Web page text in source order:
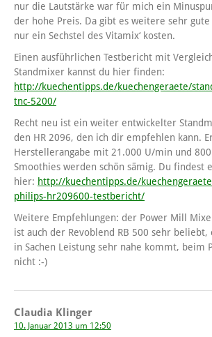
nur die Lautstärke war für mich ein
der hohe Preis. Da gibt es weitere sehr
nur ein Sechstel des Vitamix‘ kosten.
Einen ausführlichen Testbericht mit
Standmixer kannst du hier finden:
http://kuechentipps.de/kuechengeraete/
tnc-5200/
Recht neu ist ein weiter entwickelter
den HR 2096, den ich dir empfehlen kann.
Herstellerangabe mit 21.000 U/min und 800
Smoothies werden schön sämig. Du findest
hier: http://kuechentipps.de/
philips-hr209600-testbericht/
Weitere Empfehlungen: der Power Mill
ist auch der Revoblend RB 500 sehr
in Sachen Leistung sehr nahe kommt, beim
nicht :-)
Claudia Klinger
10. Januar 2013 um 12:50